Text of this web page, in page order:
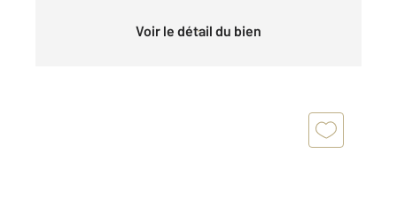
Voir le détail du bien